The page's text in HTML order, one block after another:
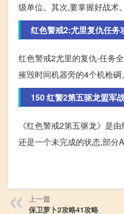
级单位。其次,要掌握好战术。
红色警戒2:尤里复仇任务
红色警戒2尤里的复仇-任务
摧毁时间机器旁的4个机枪碉。
150 红警2第五驱龙盟军
《红色警戒2第五驱龙》是
还是一个未完成的状态,部分
上一篇
保卫萝卜2攻略41攻略